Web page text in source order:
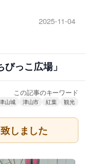
2025-11-04
っこ広場」
この記事のキーワード
山城 津山市 紅葉 観光
しました